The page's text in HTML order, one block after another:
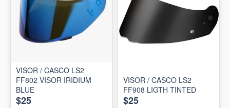
VISOR / CASCO LS2
FF802 VISOR IRIDIUM
BLUE
$25
VISOR / CASCO LS2
FF908 LIGTH TINTED
$25